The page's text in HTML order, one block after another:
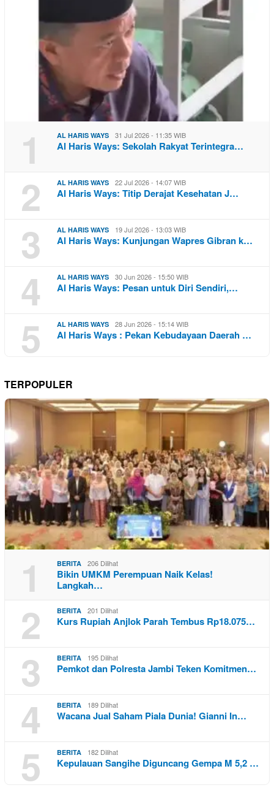
1 AL HARIS WAYS 31 Jul 2026 - 11:35 WIB
Al Haris Ways: Sekolah Rakyat Terintegra…
2 AL HARIS WAYS 22 Jul 2026 - 14:07 WIB
Al Haris Ways: Titip Derajat Kesehatan J…
3 AL HARIS WAYS 19 Jul 2026 - 13:03 WIB
Al Haris Ways: Kunjungan Wapres Gibran k…
4 AL HARIS WAYS 30 Jun 2026 - 15:50 WIB
Al Haris Ways: Pesan untuk Diri Sendiri,…
5 AL HARIS WAYS 28 Jun 2026 - 15:14 WIB
Al Haris Ways : Pekan Kebudayaan Daerah …
TERPOPULER
1 BERITA 206 Dilihat
Bikin UMKM Perempuan Naik Kelas!
Langkah…
2 BERITA 201 Dilihat
Kurs Rupiah Anjlok Parah Tembus Rp18.075…
3 BERITA 195 Dilihat
Pemkot dan Polresta Jambi Teken Komitmen…
4 BERITA 189 Dilihat
Wacana Jual Saham Piala Dunia! Gianni In…
5 BERITA 182 Dilihat
Kepulauan Sangihe Diguncang Gempa M 5,2 …